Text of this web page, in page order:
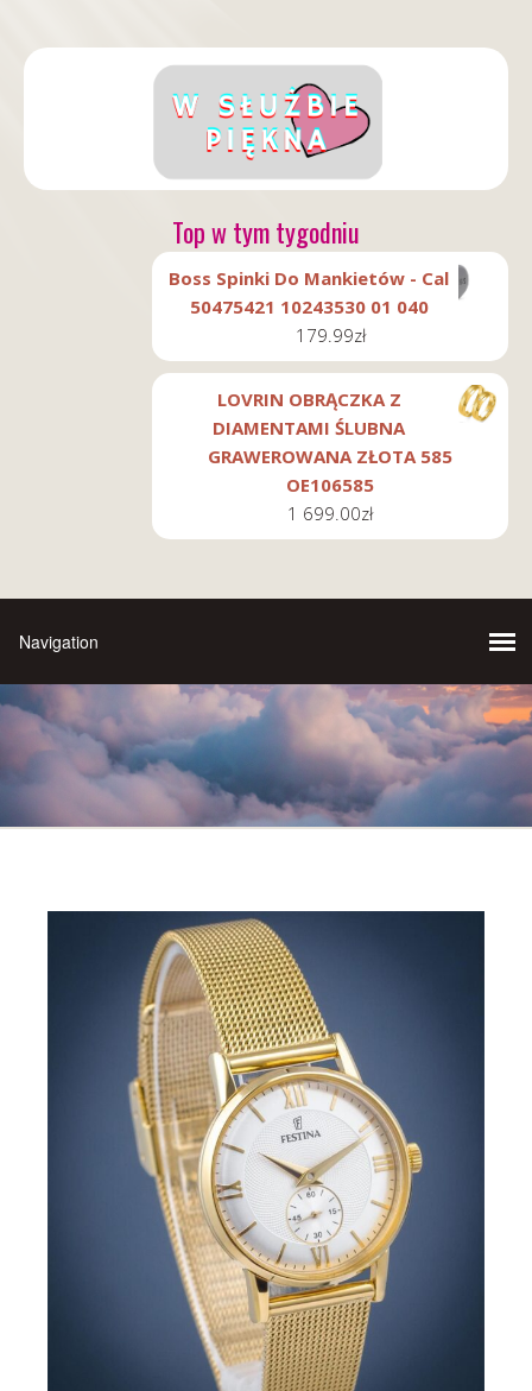
Top w tym tygodniu
Boss Spinki Do Mankietów - Cal
50475421 10243530 01 040
179.99zł
LOVRIN OBRĄCZKA Z
DIAMENTAMI ŚLUBNA
GRAWEROWANA ZŁOTA 585
OE106585
1 699.00zł